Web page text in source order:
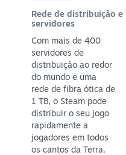
Rede de distribuição e
servidores
Com mais de 400
servidores de
distribuição ao redor
do mundo e uma
rede de fibra ótica de
1 TB, o Steam pode
distribuir o seu jogo
rapidamente a
jogadores em todos
os cantos da Terra.